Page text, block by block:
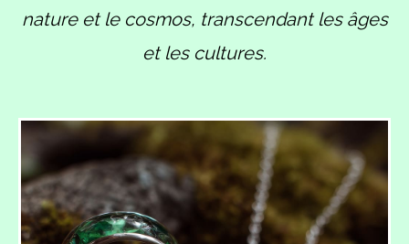
nature et le cosmos, transcendant les âges
et les cultures.